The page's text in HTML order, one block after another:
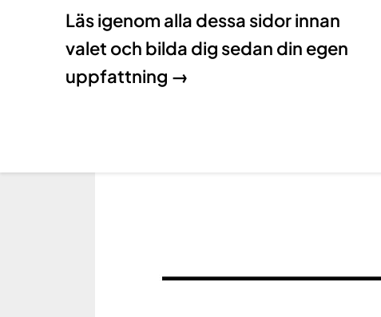
Läs igenom alla dessa sidor innan
valet och bilda dig sedan din egen
uppfattning →